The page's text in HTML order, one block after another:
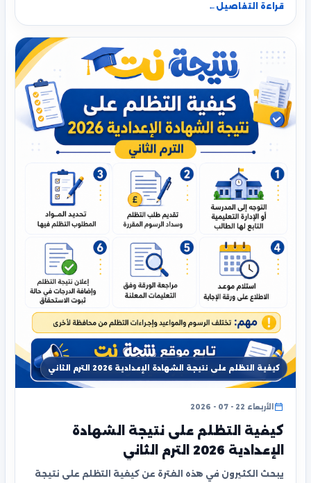
قراءة التفاصيل ←
كيفية التظلم على نتيجة الشهادة الإعدادية 2026 الترم الثاني
الأربعاء 22 - 07 - 2026
كيفية التظلم على نتيجة الشهادة
الإعدادية 2026 الترم الثاني
يبحث الكثيرون في هذه الفترة عن كيفية التظلم على نتيجة